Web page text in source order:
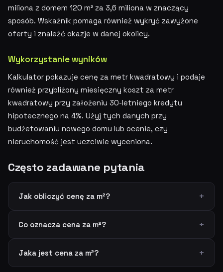
miliona z domem 120 m² za 3,6 miliona w znaczący
sposób. Wskaźnik pomaga również wykryć zawyżone
oferty i znaleźć okazje w danej okolicy.
Wykorzystanie wyników
Kalkulator pokazuje cenę za metr kwadratowy i podaje
również przybliżony miesięczny koszt za metr
kwadratowy przy założeniu 30-letniego kredytu
hipotecznego na 4%. Użyj tych danych przy
budżetowaniu nowego domu lub ocenie, czy
nieruchomość jest uczciwie wyceniona.
Często zadawane pytania
Jak obliczyć cenę za m²?
Co oznacza cena za m²?
Jaka jest cena za m²?